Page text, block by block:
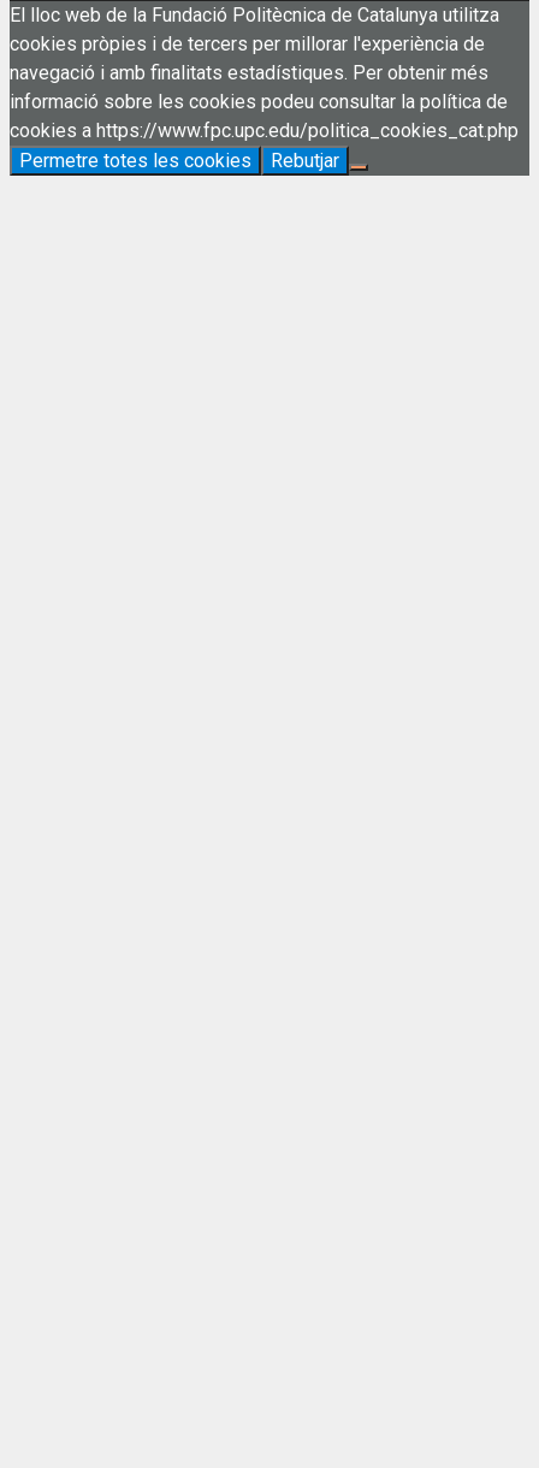
El lloc web de la Fundació Politècnica de Catalunya utilitza
cookies pròpies i de tercers per millorar l'experiència de
navegació i amb finalitats estadístiques. Per obtenir més
informació sobre les cookies podeu consultar la política de
cookies a https://www.fpc.upc.edu/politica_cookies_cat.php
Permetre totes les cookies
Rebutjar